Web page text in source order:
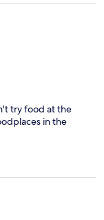
try food at the
in the